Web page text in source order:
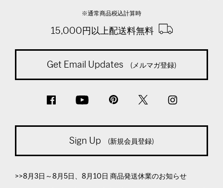
※通常商品税込計算時
15,000円以上配送料無料
Get Email Updates (メルマガ登録)
Sign Up (新規会員登録)
>>8月3日～8月5日、8月10日 商品発送休業のお知らせ